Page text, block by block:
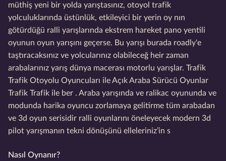
müthiş yeni bir yolda yarıştasınız, otoyol trafik
yolculuklarında üstünlük, etkileyici bir yerin oy nın
götürdüğü ralli yarışlarında ekstrem hareket pano yentili
oyunun oyun yarışını geçerse. Bu yarışı burada roadly'e
taştıracaksınız ve yolcularınız olabileceğ heir zaman
arabalarınız yarış dünya macerası motorlu yarışlar. Trafik
Trafik Otoyolu Oyuncuları ile Açık Araba Sürücü Oyunlar
Trafik Trafik ile ber . Araba yarışında ve ralikac oyununda ve
modunda harika oyuncu zorlamaya gelitirme tüm arabadan
ve 3d oyun serisidir ralli oyunlarını öneleyecek modern 3d
pilot yarışmanın tekni dönüşünü elleleriniz’in s
Nasıl Oynanır?